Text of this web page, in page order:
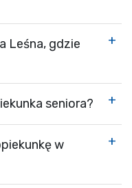
Leśna, gdzie
seniora?
w